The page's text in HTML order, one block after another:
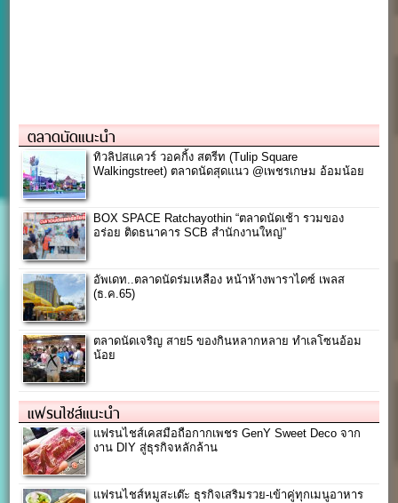
ตลาดนัดแนะนำ
ทิวลิปสแควร์ วอคกิ้ง สตรีท (Tulip Square
Walkingstreet) ตลาดนัดสุดแนว @เพชรเกษม อ้อมน้อย
BOX SPACE Ratchayothin “ตลาดนัดเช้า รวมของ
อร่อย ติดธนาคาร SCB สำนักงานใหญ่”
อัพเดท..ตลาดนัดร่มเหลือง หน้าห้างพาราไดซ์ เพลส
(ธ.ค.65)
ตลาดนัดเจริญ สาย5 ของกินหลากหลาย ทำเลโซนอ้อม
น้อย
แฟรนไชส์แนะนำ
แฟรนไชส์เคสมือถือกากเพชร GenY Sweet Deco จาก
งาน DIY สู่ธุรกิจหลักล้าน
แฟรนไชส์หมูสะเต๊ะ ธุรกิจเสริมรวย-เข้าคู่ทุกเมนูอาหาร